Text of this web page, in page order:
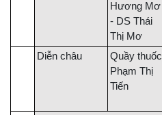
Hương Mơ
- DS Thái
Thị Mơ
Diễn châu
Quầy thuốc
Phạm Thị
Tiến